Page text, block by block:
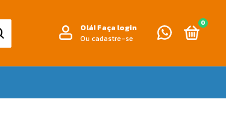
Olá!Faça login
Ou cadastre-se
0